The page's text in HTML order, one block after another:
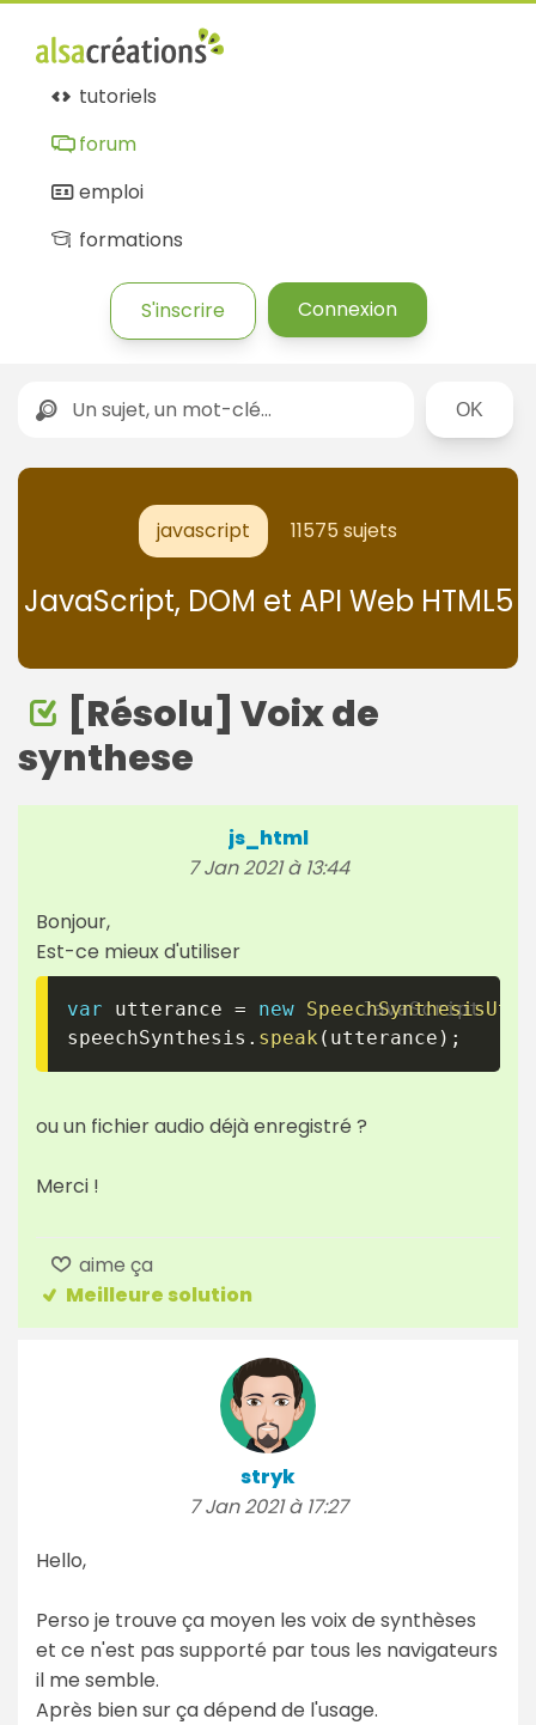
tutoriels
forum
emploi
formations
S'inscrire Connexion
Rechercher
javascript 11575 sujets
JavaScript, DOM et API Web HTML5
[Résolu] Voix de
synthese
js_html
7 Jan 2021 à 13:44
Bonjour,
Est-ce mieux d'utiliser
var utterance = new
speechSynthesis . speak ( utterance ) ;
ou un fichier audio déjà enregistré ?
Merci !
aime ça
Meilleure solution
stryk
7 Jan 2021 à 17:27
Hello,
Perso je trouve ça moyen les voix de synthèses
et ce n'est pas supporté par tous les navigateurs
il me semble.
Après bien sur ça dépend de l'usage.